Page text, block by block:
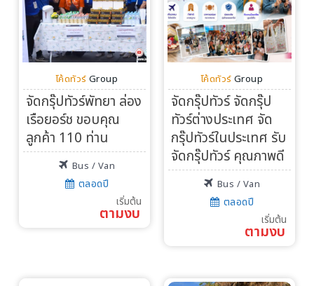
โค้ดทัวร์ Group
จัดกรุ๊ปทัวร์พัทยา ล่อง
เรือยอร์ช ขอบคุณ
ลูกค้า 110 ท่าน
Bus / Van
ตลอดปี
เริ่มต้น
ตามงบ
โค้ดทัวร์ Group
จัดกรุ๊ปทัวร์ จัดกรุ๊ป
ทัวร์ต่างประเทศ จัด
กรุ๊ปทัวร์ในประเทศ รับ
จัดกรุ๊ปทัวร์ คุณภาพดี
Bus / Van
ตลอดปี
เริ่มต้น
ตามงบ